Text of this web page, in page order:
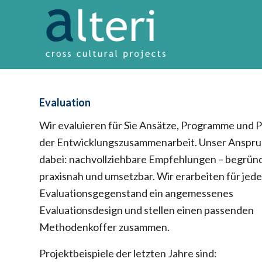
Evaluation
Wir evaluieren für Sie Ansätze, Programme und
der Entwicklungszusammenarbeit. Unser
dabei: nachvollziehbare Empfehlungen –
praxisnah und umsetzbar. Wir erarbeiten für
Evaluationsgegenstand ein angemessenes
Evaluationsdesign und stellen einen passenden
Methodenkoffer zusammen.
Projektbeispiele der letzten Jahre sind: